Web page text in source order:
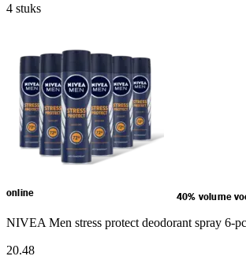
4 stuks
online 40% volume
NIVEA Men stress protect deodorant spray 6-
20.48